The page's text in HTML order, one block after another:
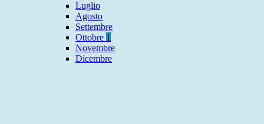
Luglio
Agosto
Settembre
Ottobre 1
Novembre
Dicembre